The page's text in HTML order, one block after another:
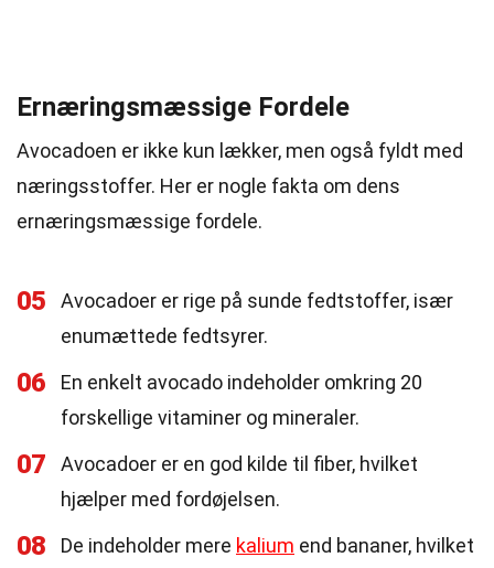
Ernæringsmæssige Fordele
Avocadoen er ikke kun lækker, men også fyldt med
næringsstoffer. Her er nogle fakta om dens
ernæringsmæssige fordele.
05
Avocadoer er rige på sunde fedtstoffer, især
enumættede fedtsyrer.
06
En enkelt avocado indeholder omkring 20
forskellige vitaminer og mineraler.
07
Avocadoer er en god kilde til fiber, hvilket
hjælper med fordøjelsen.
08 De indeholder mere kalium end bananer, hvilket